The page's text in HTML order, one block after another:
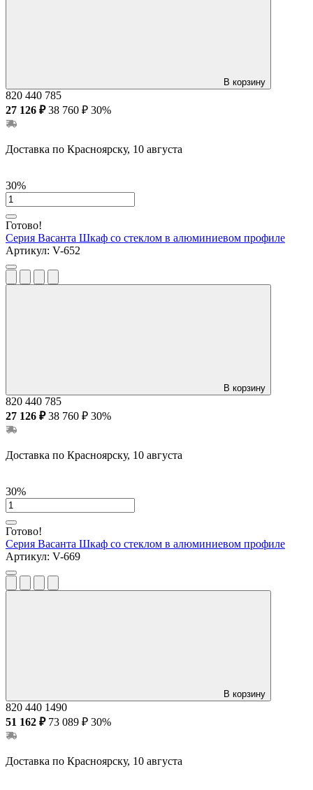
В корзину
820 440 785
27 126 ₽ 38 760 ₽ 30%
Доставка по Красноярску, 10 августа
30%
Готово!
Серия Васанта Шкаф со стеклом в алюминиевом профиле
Артикул: V-652
В корзину
820 440 785
27 126 ₽ 38 760 ₽ 30%
Доставка по Красноярску, 10 августа
30%
Готово!
Серия Васанта Шкаф со стеклом в алюминиевом профиле
Артикул: V-669
В корзину
820 440 1490
51 162 ₽ 73 089 ₽ 30%
Доставка по Красноярску, 10 августа